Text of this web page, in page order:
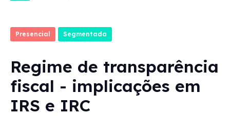
Presencial Segmentada
Regime de transparência
fiscal - implicações em
IRS e IRC